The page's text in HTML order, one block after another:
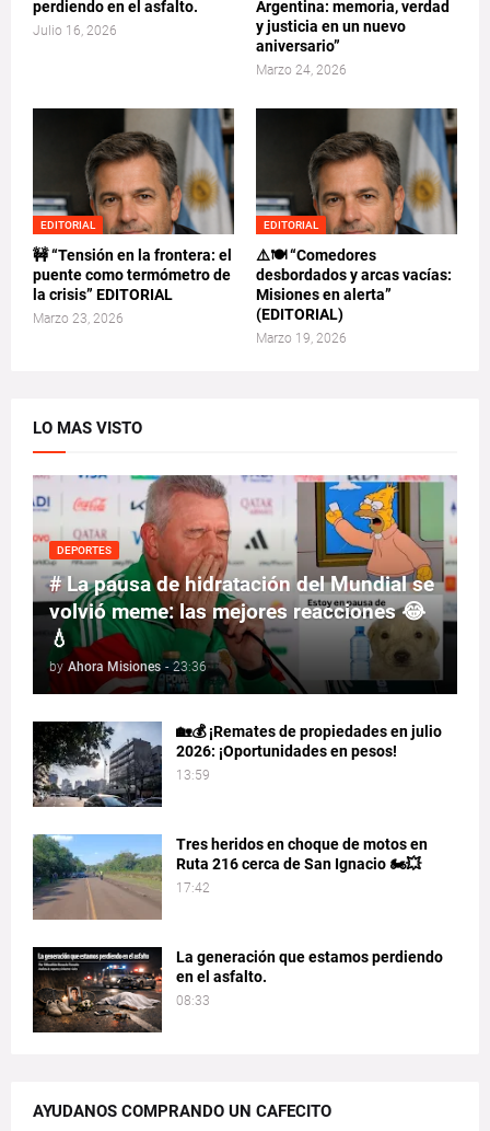
perdiendo en el asfalto.
Julio 16, 2026
Argentina: memoria, verdad
y justicia en un nuevo
aniversario”
Marzo 24, 2026
EDITORIAL
🚧 “Tensión en la frontera: el
puente como termómetro de
la crisis” EDITORIAL
Marzo 23, 2026
EDITORIAL
⚠️🍽️ “Comedores
desbordados y arcas vacías:
Misiones en alerta”
(EDITORIAL)
Marzo 19, 2026
LO MAS VISTO
DEPORTES
# La pausa de hidratación del Mundial se
volvió meme: las mejores reacciones 😂
💧
by Ahora Misiones - 23:36
🏡💰 ¡Remates de propiedades en julio
2026: ¡Oportunidades en pesos!
13:59
Tres heridos en choque de motos en
Ruta 216 cerca de San Ignacio 🏍️💥
17:42
La generación que estamos perdiendo
en el asfalto.
08:33
AYUDANOS COMPRANDO UN CAFECITO